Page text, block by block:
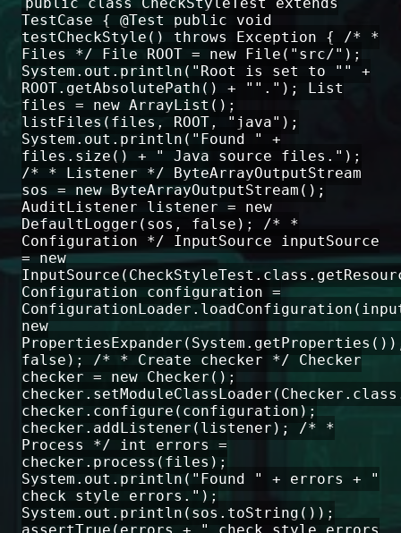
TestCase { @Test public void
testCheckStyle() throws Exception { /* *
Files */ File ROOT = new File("src/");
System.out.println("Root is set to "" +
ROOT.getAbsolutePath() + ""."); List
files = new ArrayList();
listFiles(files, ROOT, "java");
System.out.println("Found " +
files.size() + " Java source files.");
/* * Listener */ ByteArrayOutputStream
sos = new ByteArrayOutputStream();
AuditListener listener = new
DefaultLogger(sos, false); /* *
Configuration */ InputSource inputSource
= new
Configuration configuration =
new
false); /* * Create checker */ Checker
checker = new Checker();
checker.configure(configuration);
checker.addListener(listener); /* *
Process */ int errors =
checker.process(files);
System.out.println("Found " + errors + "
check style errors.");
System.out.println(sos.toString());